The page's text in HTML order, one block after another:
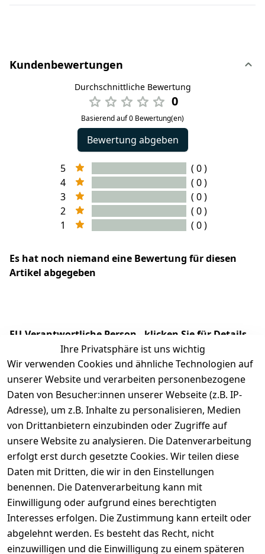
Kundenbewertungen
Durchschnittliche Bewertung
0
Basierend auf 0 Bewertung(en)
Bewertung abgeben
5
( 0 )
4
( 0 )
3
( 0 )
2
( 0 )
1
( 0 )
Es hat noch niemand eine Bewertung für diesen
Artikel abgegeben
EU-Verantwortliche Person - klicken Sie für Details
Ihre Privatsphäre ist uns wichtig
Wir verwenden Cookies und ähnliche Technologien auf
unserer Website und verarbeiten personenbezogene
Daten von Besucher:innen unserer Webseite (z.B. IP-
Adresse), um z.B. Inhalte zu personalisieren, Medien
von Drittanbietern einzubinden oder Zugriffe auf
unsere Website zu analysieren. Die Datenverarbeitung
erfolgt erst durch gesetzte Cookies. Wir teilen diese
Daten mit Dritten, die wir in den Einstellungen
benennen. Die Datenverarbeitung kann mit
Einwilligung oder aufgrund eines berechtigten
Interesses erfolgen. Die Zustimmung kann erteilt oder
abgelehnt werden. Es besteht das Recht, nicht
einzuwilligen und die Einwilligung zu einem späteren
Rechtliches
Impressum
Datenschutze
rklärung
Services
Registrieren